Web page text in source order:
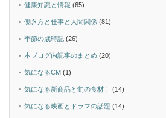
健康知識と情報 (65)
働き方と仕事と人間関係 (81)
季節の歳時記 (26)
本ブログ内記事のまとめ (20)
気になるCM (1)
気になる新商品と旬の食材！ (14)
気になる映画とドラマの話題 (14)